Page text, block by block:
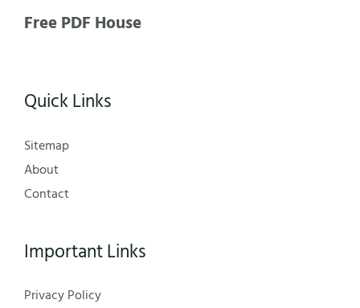
Free PDF House
Quick Links
Sitemap
About
Contact
Important Links
Privacy Policy